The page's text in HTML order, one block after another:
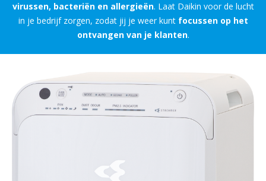
virussen, bacteriën en allergieën. Laat Daikin voor de lucht
in je bedrijf zorgen, zodat jij je weer kunt focussen op het
ontvangen van je klanten.